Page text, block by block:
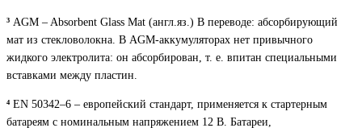
³ AGM – Absorbent Glass Mat (англ.яз.) В переводе: абсорбирующий
мат из стекловолокна. В AGM-аккумуляторах нет привычного
жидкого электролита: он абсорбирован, т. е. впитан специальными
вставками между пластин.
⁴ EN 50342–6 – европейский стандарт, применяется к стартерным
батареям с номинальным напряжением 12 В. Батареи,